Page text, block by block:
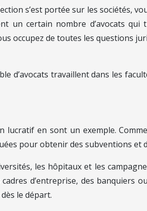
s’est portée sur les sociétés,
un certain nombre d’avocats qui
occupez de toutes les questions
d’avocats travaillent dans les
lucratif en sont un exemple.
pour obtenir des subventions et
les hôpitaux et les
d’entreprise, des banquiers
le départ.